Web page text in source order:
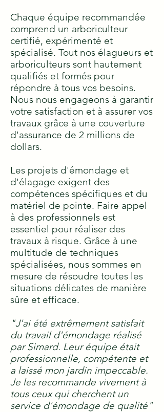
Chaque équipe recommandée
comprend un arboriculteur
certifié, expérimenté et
spécialisé. Tout nos élagueurs et
arboriculteurs sont hautement
qualifiés et formés pour
répondre à tous vos besoins.
Nous nous engageons à garantir
votre satisfaction et à assurer vos
travaux grâce à une couverture
d'assurance de 2 millions de
dollars.
Les projets d'émondage et
d'élagage exigent des
compétences spécifiques et du
matériel de pointe. Faire appel
à des professionnels est
essentiel pour réaliser des
travaux à risque. Grâce à une
multitude de techniques
spécialisées, nous sommes en
mesure de résoudre toutes les
situations délicates de manière
sûre et efficace.
"J'ai été extrêmement satisfait
du travail d'émondage réalisé
par Simard. Leur équipe était
professionnelle, compétente et
a laissé mon jardin impeccable.
Je les recommande vivement à
tous ceux qui cherchent un
service d'émondage de qualité"